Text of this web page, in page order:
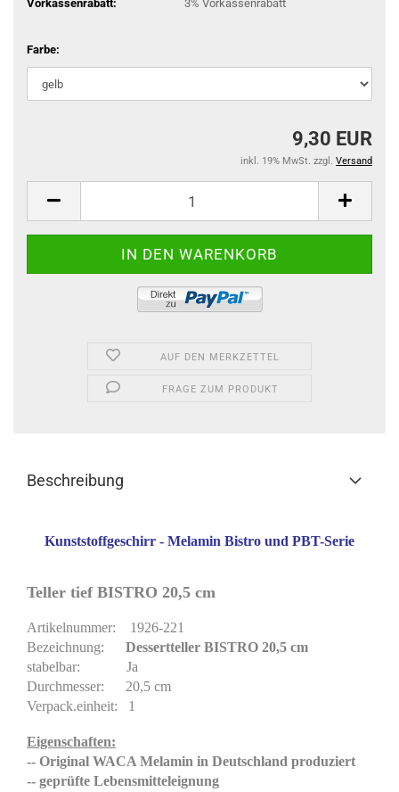
Vorkassenrabatt:
3% Vorkassenrabatt
Farbe:
9,30 EUR
inkl. 19% MwSt. zzgl. Versand
AUF DEN MERKZETTEL
FRAGE ZUM PRODUKT
Beschreibung
Kunststoffgeschirr - Melamin Bistro und PBT-Serie
Teller tief BISTRO 20,5 cm
Artikelnummer: 1926-221
Bezeichnung: Dessertteller BISTRO 20,5 cm
stabelbar: Ja
Durchmesser: 20,5 cm
Verpack.einheit: 1
Eigenschaften:
-- Original WACA Melamin in Deutschland produziert
-- geprüfte Lebensmitteleignung